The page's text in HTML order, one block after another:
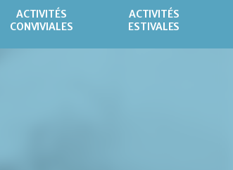
ACTIVITÉS
CONVIVIALES
ACTIVITÉS
ESTIVALES